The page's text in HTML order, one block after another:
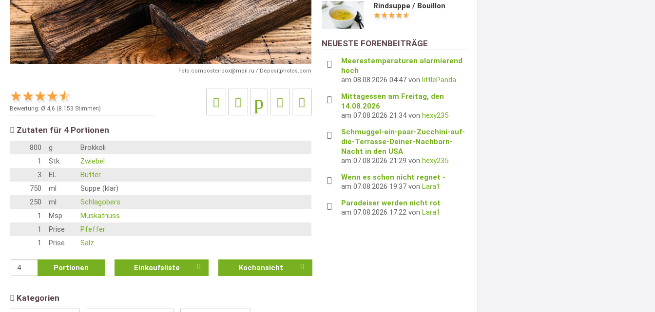
Foto composter-box@mail.ru / Depositphotos.com
Bewertung: Ø 4,6 (8.153 Stimmen)
Zutaten für 4 Portionen
800 g
Brokkoli
1
Stk
Zwiebel
3
EL
Butter
750
ml
Suppe (klar)
250
ml
Schlagobers
1
Msp
Muskatnuss
1
Prise
Pfeffer
1
Prise Salz
Portionen Einkaufsliste Kochansicht
Kategorien
Rindsuppe / Bouillon
NEUESTE FORENBEITRÄGE
Meerestemperaturen alarmierend
hoch
am 08.08.2026 04:47 von littlePanda
Mittagessen am Freitag, den
14.08.2026
am 07.08.2026 21:34 von hexy235
Schmuggel-ein-paar-Zucchini-auf-
die-Terrasse-Deiner-Nachbarn-
Nacht in den USA
am 07.08.2026 21:29 von hexy235
Wenn es schon nicht regnet -
am 07.08.2026 19:37 von Lara1
Paradeiser werden nicht rot
am 07.08.2026 17:22 von Lara1